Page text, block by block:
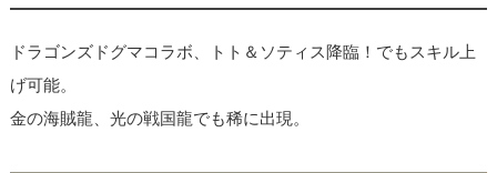
ドラゴンズドグマコラボ、トト＆ソティス降臨！でもスキル上
げ可能。
金の海賊龍、光の戦国龍でも稀に出現。